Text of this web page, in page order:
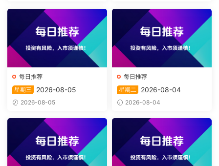
每日推荐
星期三
2026-08-05
2026-08-05
每日推荐
星期二
2026-08-04
2026-08-04